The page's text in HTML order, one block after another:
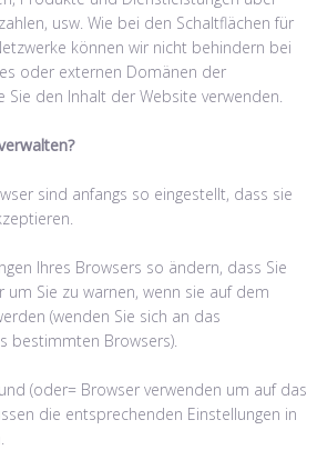
usw. Wie bei den Schaltflächen für
können wir nicht behindern bei
oder externen Domänen der
den Inhalt der Website verwenden.
sind anfangs so eingestellt, dass sie
Ihres Browsers so ändern, dass Sie
Sie zu warnen, wenn sie auf dem
(wenden Sie sich an das
bestimmten Browsers).
(oder= Browser verwenden um auf das
die entsprechenden Einstellungen in